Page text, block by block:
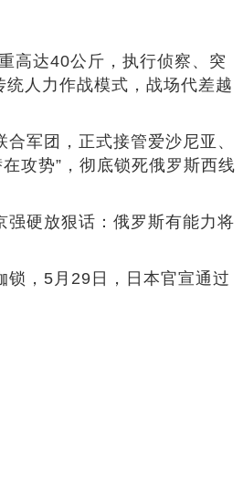
高达40公斤，执行侦察、突
人力作战模式，战场代差越
军团，正式接管爱沙尼亚、
攻势”，彻底锁死俄罗斯西线
强硬放狠话：俄罗斯有能力将
锁，5月29日，日本官宣通过